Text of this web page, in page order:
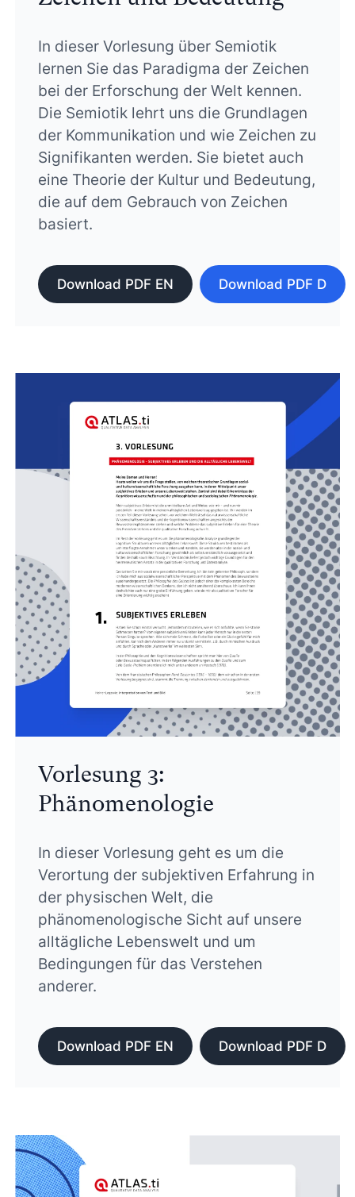
In dieser Vorlesung über Semiotik
lernen Sie das Paradigma der Zeichen
bei der Erforschung der Welt kennen.
Die Semiotik lehrt uns die Grundlagen
der Kommunikation und wie Zeichen zu
Signifikanten werden. Sie bietet auch
eine Theorie der Kultur und Bedeutung,
die auf dem Gebrauch von Zeichen
basiert.
Download PDF EN Download PDF D
Vorlesung 3:
Phänomenologie
In dieser Vorlesung geht es um die
Verortung der subjektiven Erfahrung in
der physischen Welt, die
phänomenologische Sicht auf unsere
alltägliche Lebenswelt und um
Bedingungen für das Verstehen
anderer.
Download PDF EN Download PDF D